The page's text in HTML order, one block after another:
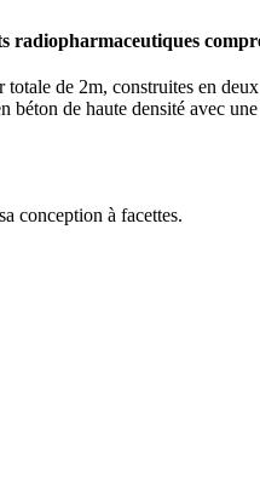
totale de 2m, construites en
de haute densité avec
conception à facettes.